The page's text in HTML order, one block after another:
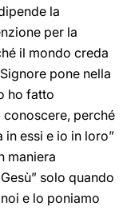
la
per la
il mondo creda
Signore pone nella
ho fatto
perché
in essi e io in loro”
maniera
solo quando
e lo poniamo